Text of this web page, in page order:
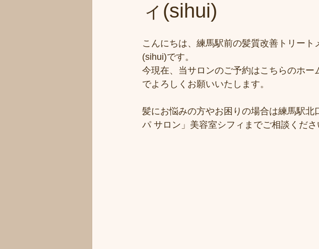
ィ(sihui)
こんにちは、練馬駅前の髪質改善トリー
(sihui)です。
今現在、当サロンのご予約はこちらのホ
でよろしくお願いいたします。
髪にお悩みの方やお困りの場合は練馬駅北
パ サロン」美容室シフィまでご相談くださ